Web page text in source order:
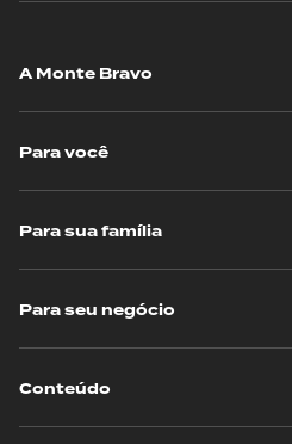
A Monte Bravo
Para você
Para sua família
Para seu negócio
Conteúdo